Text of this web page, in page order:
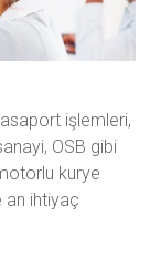
işlemleri,
OSB gibi
kurye
an ihtiyaç